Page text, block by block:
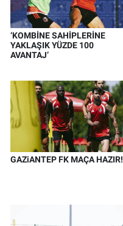
‘KOMBİNE SAHİPLERİNE
YAKLAŞIK YÜZDE 100
AVANTAJ’
GAZiANTEP FK MAÇA HAZIR!